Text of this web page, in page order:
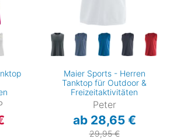
Maier Sports - Herren
Tanktop für Outdoor &
Freizeitaktivitäten
Peter
ab 28,65 €
29,95 €